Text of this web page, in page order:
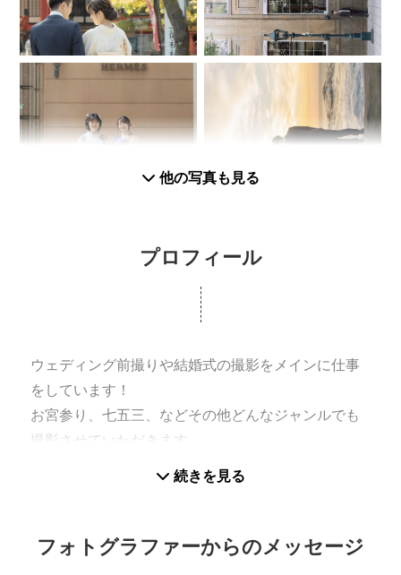
他の写真も見る
プロフィール
ウェディング前撮りや結婚式の撮影をメインに仕事
をしています！
お宮参り、七五三、などその他どんなジャンルでも
撮影させていただきます。
続きを見る
フォトグラファーからのメッセージ